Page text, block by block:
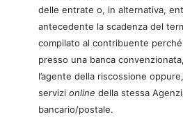
delle entrate o, in alternativa,
antecedente la scadenza del
compilato al contribuente
presso una banca
l’agente della riscossione
servizi online della stessa
bancario/postale.